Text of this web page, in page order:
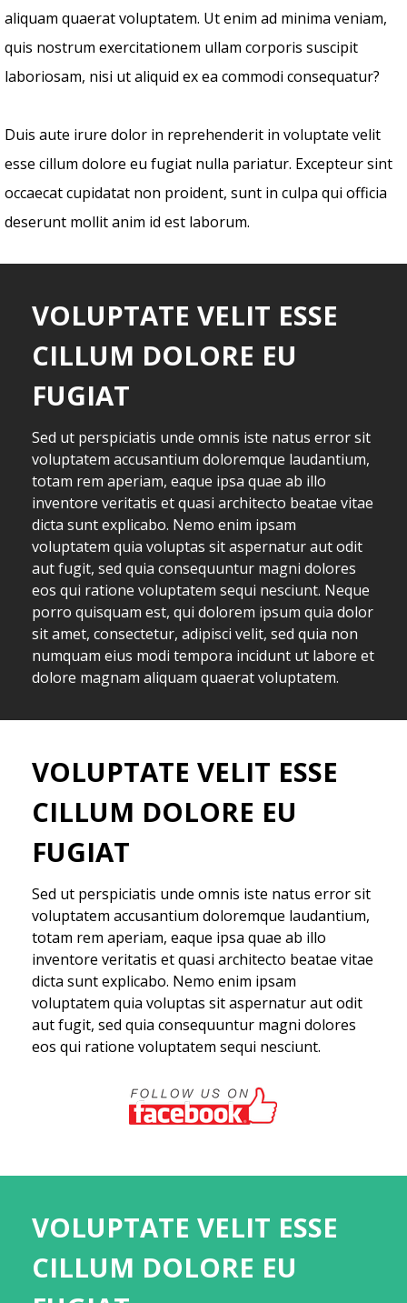
aliquam quaerat voluptatem. Ut enim ad minima veniam,
quis nostrum exercitationem ullam corporis suscipit
laboriosam, nisi ut aliquid ex ea commodi consequatur?
Duis aute irure dolor in reprehenderit in voluptate velit
esse cillum dolore eu fugiat nulla pariatur. Excepteur sint
occaecat cupidatat non proident, sunt in culpa qui officia
deserunt mollit anim id est laborum.
VOLUPTATE VELIT ESSE
CILLUM DOLORE EU
FUGIAT
Sed ut perspiciatis unde omnis iste natus error sit
voluptatem accusantium doloremque laudantium,
totam rem aperiam, eaque ipsa quae ab illo
inventore veritatis et quasi architecto beatae vitae
dicta sunt explicabo. Nemo enim ipsam
voluptatem quia voluptas sit aspernatur aut odit
aut fugit, sed quia consequuntur magni dolores
eos qui ratione voluptatem sequi nesciunt. Neque
porro quisquam est, qui dolorem ipsum quia dolor
sit amet, consectetur, adipisci velit, sed quia non
numquam eius modi tempora incidunt ut labore et
dolore magnam aliquam quaerat voluptatem.
VOLUPTATE VELIT ESSE
CILLUM DOLORE EU
FUGIAT
Sed ut perspiciatis unde omnis iste natus error sit
voluptatem accusantium doloremque laudantium,
totam rem aperiam, eaque ipsa quae ab illo
inventore veritatis et quasi architecto beatae vitae
dicta sunt explicabo. Nemo enim ipsam
voluptatem quia voluptas sit aspernatur aut odit
aut fugit, sed quia consequuntur magni dolores
eos qui ratione voluptatem sequi nesciunt.
VOLUPTATE VELIT ESSE
CILLUM DOLORE EU